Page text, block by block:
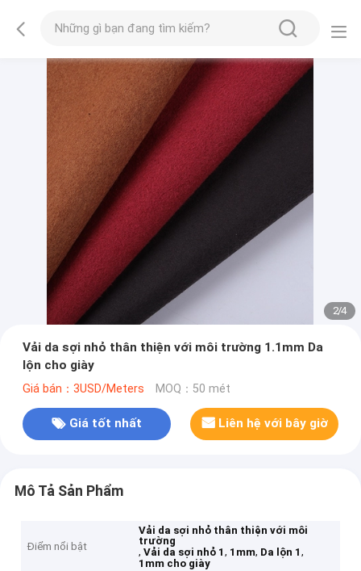
2/4
Vải da sợi nhỏ thân thiện với môi trường 1.1mm Da
lộn cho giày
Giá bán：3USD/Meters MOQ：50 mét
Giá tốt nhất Liên hệ với bây giờ
Mô Tả Sản Phẩm
Điểm nổi bật
Vải da sợi nhỏ thân thiện với môi
trường
,Vải da sợi nhỏ 1, 1mm, Da lộn 1,
1mm cho giày